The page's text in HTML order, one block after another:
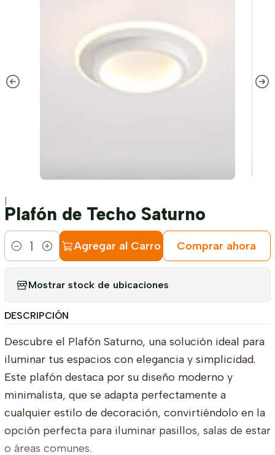
|
Plafón de Techo Saturno
Cantidad
Agregar al Carro Comprar ahora
Mostrar stock de ubicaciones
DESCRIPCIÓN
Descubre el Plafón Saturno, una solución ideal para
iluminar tus espacios con elegancia y simplicidad.
Este plafón destaca por su diseño moderno y
minimalista, que se adapta perfectamente a
cualquier estilo de decoración, convirtiéndolo en la
opción perfecta para iluminar pasillos, salas de estar
o áreas comunes.